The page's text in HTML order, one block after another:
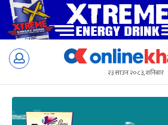
Skip
२३ साउन २०८३, शनिबार